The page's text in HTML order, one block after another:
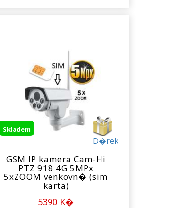
D�rek
Skladem
GSM IP kamera Cam-Hi
PTZ 918 4G 5MPx
5xZOOM venkovn� (sim
karta)
5390 K�